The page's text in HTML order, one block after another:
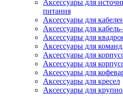
Аксессуары для
питания
Аксессуары для
Аксессуары для
Аксессуары для
Аксессуары для
Аксессуары для
Аксессуары для
Аксессуары для
Аксессуары для кресел
Аксессуары для